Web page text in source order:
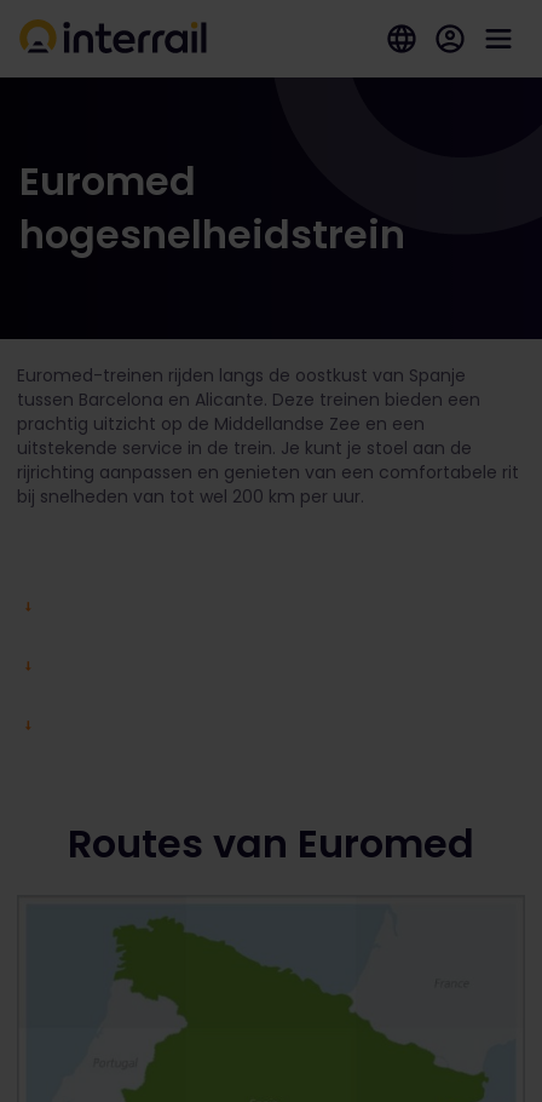
Euromed
hogesnelheidstrein
Euromed-treinen rijden langs de oostkust van Spanje
tussen Barcelona en Alicante. Deze treinen bieden een
prachtig uitzicht op de Middellandse Zee en een
uitstekende service in de trein. Je kunt je stoel aan de
rijrichting aanpassen en genieten van een comfortabele rit
bij snelheden van tot wel 200 km per uur.
Routes van Euromed